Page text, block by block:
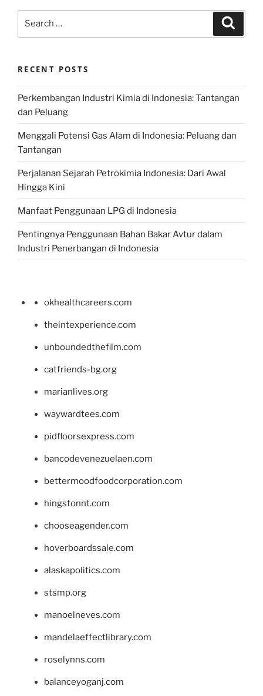
RECENT POSTS
Perkembangan Industri Kimia di Indonesia: Tantangan
dan Peluang
Menggali Potensi Gas Alam di Indonesia: Peluang dan
Tantangan
Perjalanan Sejarah Petrokimia Indonesia: Dari Awal
Hingga Kini
Manfaat Penggunaan LPG di Indonesia
Pentingnya Penggunaan Bahan Bakar Avtur dalam
Industri Penerbangan di Indonesia
okhealthcareers.com
theintexperience.com
unboundedthefilm.com
catfriends-bg.org
marianlives.org
waywardtees.com
pidfloorsexpress.com
bancodevenezuelaen.com
bettermoodfoodcorporation.com
hingstonnt.com
chooseagender.com
hoverboardssale.com
alaskapolitics.com
stsmp.org
manoelneves.com
mandelaeffectlibrary.com
roselynns.com
balanceyoganj.com